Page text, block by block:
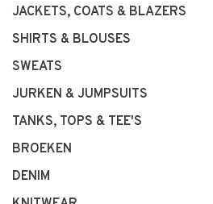
JACKETS, COATS & BLAZERS
SHIRTS & BLOUSES
SWEATS
JURKEN & JUMPSUITS
TANKS, TOPS & TEE'S
BROEKEN
DENIM